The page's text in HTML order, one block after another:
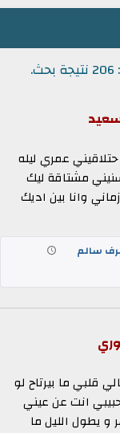
حتلاقيني عمري ليله
مشتاقة ليك
وانا بين اديك
سالم
قلبي ما بيرتاح لو
انت عن عيني
و يطول الليل ما